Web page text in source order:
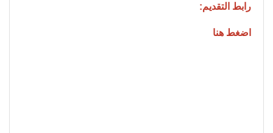
رابط التقديم:
اضغط هنا